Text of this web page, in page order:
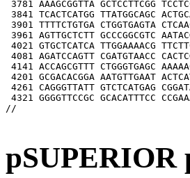
3781 AAAGCGGTTA GCTCCTTCGG
3841 TCACTCATGG TTATGGCAGC
3901 TTTTCTGTGA CTGGTGAGTA
3961 AGTTGCTCTT GCCCGGCGTC
4021 GTGCTCATCA TTGGAAAACG
4081 AGATCCAGTT CGATGTAACC
4141 ACCAGCGTTT CTGGGTGAGC
4201 GCGACACGGA AATGTTGAAT
4261 CAGGGTTATT GTCTCATGAG
4321 GGGGTTCCGC GCACATTTCC
//
pSUPERIOR